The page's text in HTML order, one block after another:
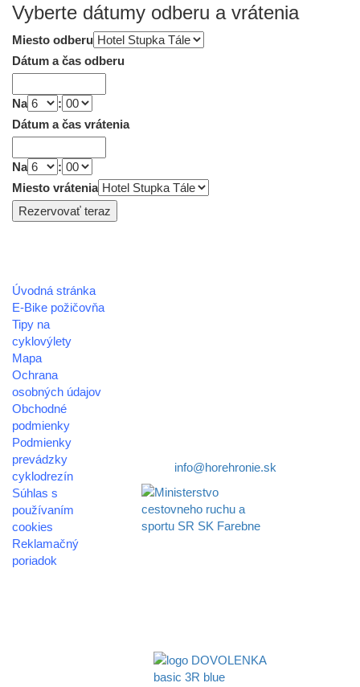
Vyberte dátumy odberu a vrátenia
Miesto odberu
Dátum a čas odberu
Na
:
Dátum a čas vrátenia
Na
:
Miesto vrátenia
Úvodná stránka
E-Bike požičovňa
Tipy na
cyklovýlety
Mapa
Ochrana
osobných údajov
Obchodné
podmienky
Podmienky
prevádzky
cyklodrezín
Súhlas s
používaním
cookies
Reklamačný
poriadok
info@horehronie.sk